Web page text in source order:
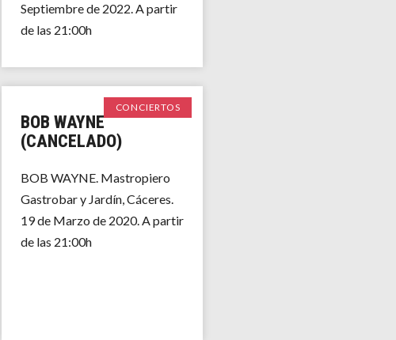
Septiembre de 2022. A partir
de las 21:00h
CONCIERTOS
BOB WAYNE
(CANCELADO)
BOB WAYNE. Mastropiero
Gastrobar y Jardín, Cáceres.
19 de Marzo de 2020. A partir
de las 21:00h